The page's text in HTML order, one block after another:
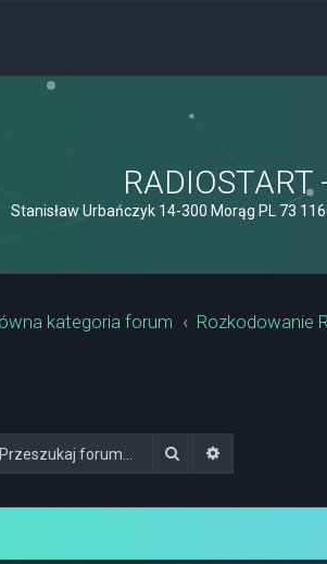
Stanisław Urbańczyk 14-300 Morąg PL 73
kategoria forum Rozkodowanie
Szukaj